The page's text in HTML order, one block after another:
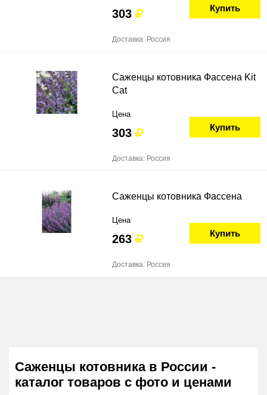
303 Купить
Доставка: Россия
Саженцы котовника Фассена Kit
Cat
Цена
303 Купить
Доставка: Россия
Саженцы котовника Фассена
Цена
263 Купить
Доставка: Россия
Саженцы котовника в России -
каталог товаров с фото и ценами